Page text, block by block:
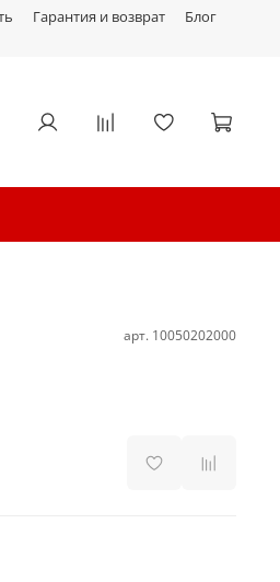
Гарантия и возврат Блог
арт. 10050202000